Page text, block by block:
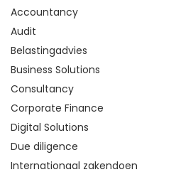
Accountancy
Audit
Belastingadvies
Business Solutions
Consultancy
Corporate Finance
Digital Solutions
Due diligence
Internationaal zakendoen